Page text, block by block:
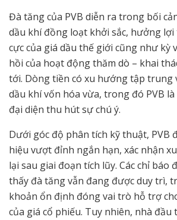
Đà tăng của PVB diễn ra trong bối
dầu khí đồng loạt khởi sắc, hưởng
cực của giá dầu thế giới cũng như kỳ
hồi của hoạt động thăm dò – khai
tới. Dòng tiền có xu hướng tập trung
dầu khí vốn hóa vừa, trong đó PVB
đại diện thu hút sự chú ý.
Dưới góc độ phân tích kỹ thuật, PVB
hiệu vượt đỉnh ngắn hạn, xác nhận
lại sau giai đoạn tích lũy. Các chỉ báo
thấy đà tăng vẫn đang được duy trì,
khoản ổn định đóng vai trò hỗ trợ
của giá cổ phiếu. Tuy nhiên, nhà đầu